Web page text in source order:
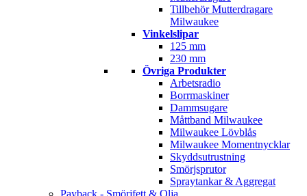
Tillbehör Mutterdragare
Milwaukee
Vinkelslipar
125 mm
230 mm
Övriga Produkter
Arbetsradio
Borrmaskiner
Dammsugare
Måttband Milwaukee
Milwaukee Lövblås
Milwaukee Momentnycklar
Skyddsutrustning
Smörjsprutor
Spraytankar & Aggregat